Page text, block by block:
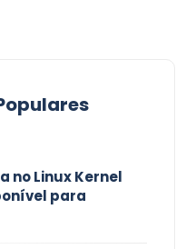
no Linux Kernel
para